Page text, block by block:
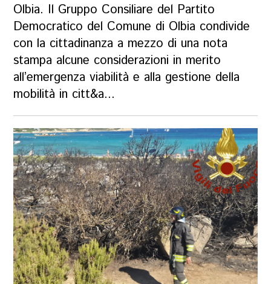
Olbia. Il Gruppo Consiliare del Partito
Democratico del Comune di Olbia condivide
con la cittadinanza a mezzo di una nota
stampa alcune considerazioni in merito
all’emergenza viabilità e alla gestione della
mobilità in citt&a...